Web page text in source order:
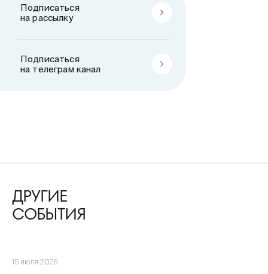
Подписаться
на рассылку
Подписаться
на телеграм канал
ДРУГИЕ
СОБЫТИЯ
15 июля 2026